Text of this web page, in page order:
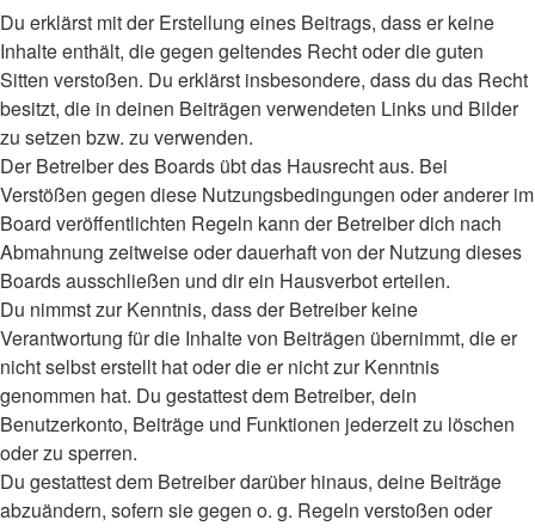
Du erklärst mit der Erstellung eines Beitrags, dass er keine
Inhalte enthält, die gegen geltendes Recht oder die guten
Sitten verstoßen. Du erklärst insbesondere, dass du das Recht
besitzt, die in deinen Beiträgen verwendeten Links und Bilder
zu setzen bzw. zu verwenden.
Der Betreiber des Boards übt das Hausrecht aus. Bei
Verstößen gegen diese Nutzungsbedingungen oder anderer im
Board veröffentlichten Regeln kann der Betreiber dich nach
Abmahnung zeitweise oder dauerhaft von der Nutzung dieses
Boards ausschließen und dir ein Hausverbot erteilen.
Du nimmst zur Kenntnis, dass der Betreiber keine
Verantwortung für die Inhalte von Beiträgen übernimmt, die er
nicht selbst erstellt hat oder die er nicht zur Kenntnis
genommen hat. Du gestattest dem Betreiber, dein
Benutzerkonto, Beiträge und Funktionen jederzeit zu löschen
oder zu sperren.
Du gestattest dem Betreiber darüber hinaus, deine Beiträge
abzuändern, sofern sie gegen o. g. Regeln verstoßen oder